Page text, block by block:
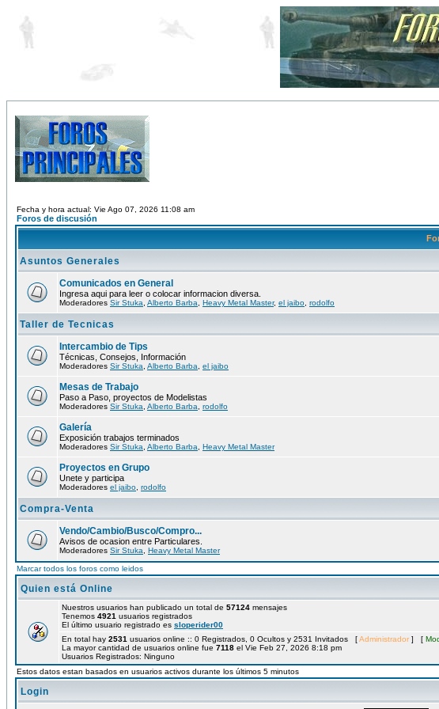
Fecha y hora actual: Vie Ago 07, 2026 11:08 am
Foros de discusión
Asuntos Generales
Comunicados en General
Ingresa aqui para leer o colocar informacion diversa.
Moderadores Sir Stuka Alberto Barba Heavy Metal Master, el jaibo rodolfo
Taller de Tecnicas
Intercambio de Tips
Técnicas, Consejos, Información
Moderadores Sir Stuka Alberto Barba el jaibo
Mesas de Trabajo
Paso a Paso, proyectos de Modelistas
Moderadores Sir Stuka Alberto Barba rodolfo
Galería
Exposición trabajos terminados
Moderadores Sir Stuka Alberto Barba Heavy Metal Master
Proyectos en Grupo
Unete y participa
Moderadores el jaibo rodolfo
Compra-Venta
Vendo/Cambio/Busco/Compro...
Avisos de ocasion entre Particulares.
Moderadores Sir Stuka Heavy Metal Master
Marcar todos los foros como leidos
Quien está Online
Nuestros usuarios han publicado un total de 57124 mensajes
Tenemos 4921 usuarios registrados
El último usuario registrado es sloperider00
En total hay 2531 usuarios online :: 0 Registrados, 0 Ocultos y 2531 Invitados [Administrador ] [
La mayor cantidad de usuarios online fue 7118 el Vie Feb 27, 2026 8:18 pm
Usuarios Registrados: Ninguno
Estos datos estan basados en usuarios activos durante los últimos 5 minutos
Login